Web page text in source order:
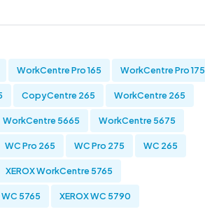
WorkCentre Pro 165 WorkCentre Pro 175
CopyCentre 265 WorkCentre 265
WorkCentre 5665 WorkCentre 5675
WC Pro 265 WC Pro 275 WC 265
XEROX WorkCentre 5765
WC 5765 XEROX WC 5790